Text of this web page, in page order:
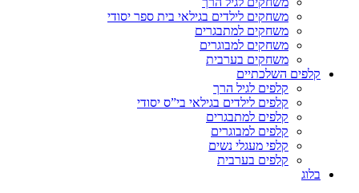
משחקים לילדים בגילאי בית ספר יסודי
משחקים למתבגרים
משחקים למבוגרים
משחקים בערבית
קלפים השלכתיים
קלפים לגיל הרך
קלפים לילדים בגילאי בי”ס יסודי
קלפים למתבגרים
קלפים למבוגרים
קלפי מעגלי נשים
קלפים בערבית
בלוג